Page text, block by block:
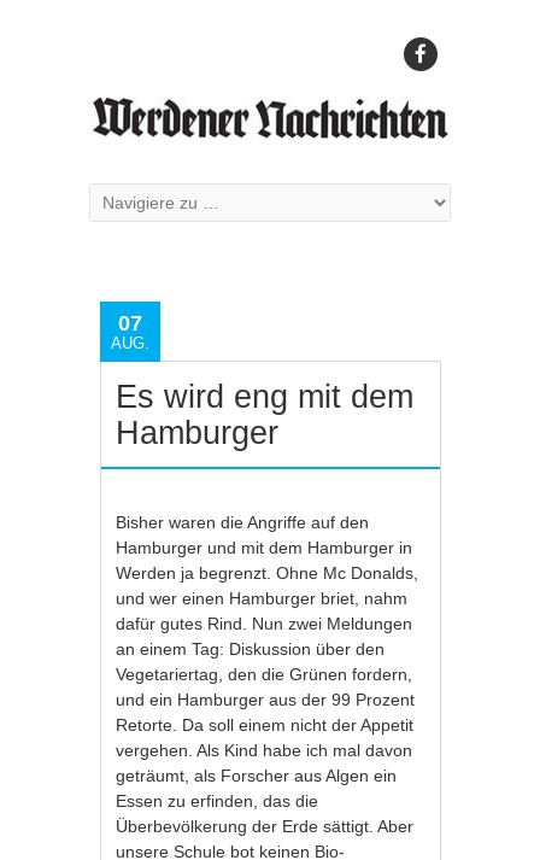
07
AUG.
Es wird eng mit dem
Hamburger
Bisher waren die Angriffe auf den
Hamburger und mit dem Hamburger in
Werden ja begrenzt. Ohne Mc Donalds,
und wer einen Hamburger briet, nahm
dafür gutes Rind. Nun zwei Meldungen
an einem Tag: Diskussion über den
Vegetariertag, den die Grünen fordern,
und ein Hamburger aus der 99 Prozent
Retorte. Da soll einem nicht der Appetit
vergehen. Als Kind habe ich mal davon
geträumt, als Forscher aus Algen ein
Essen zu erfinden, das die
Überbevölkerung der Erde sättigt. Aber
unsere Schule bot keinen Bio-